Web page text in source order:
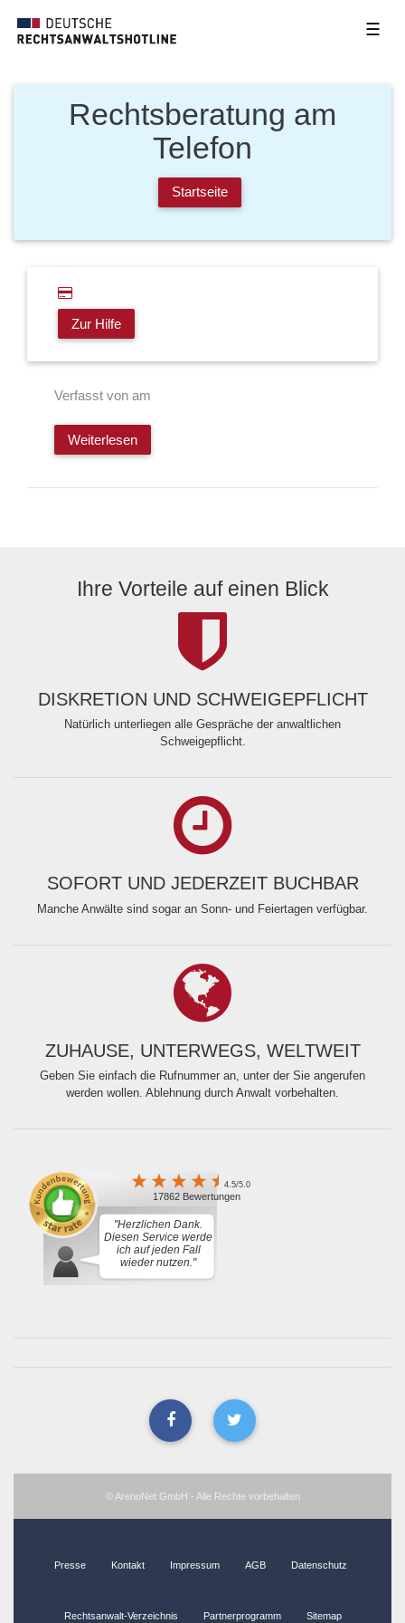
☰
Rechtsberatung am
Telefon
Startseite
Zur Hilfe
Verfasst von am
Weiterlesen
Ihre Vorteile auf einen Blick
DISKRETION UND SCHWEIGEPFLICHT
Natürlich unterliegen alle Gespräche der anwaltlichen
Schweigepflicht.
SOFORT UND JEDERZEIT BUCHBAR
Manche Anwälte sind sogar an Sonn- und Feiertagen verfügbar.
ZUHAUSE, UNTERWEGS, WELTWEIT
Geben Sie einfach die Rufnummer an, unter der Sie angerufen
werden wollen. Ablehnung durch Anwalt vorbehalten.
4.5/5.0
17862 Bewertungen
"Herzlichen Dank.
Diesen Service werde
ich auf jeden Fall
wieder nutzen."
© ArenoNet GmbH - Alle Rechte vorbehalten
Presse Kontakt Impressum AGB Datenschutz
Rechtsanwalt-Verzeichnis Partnerprogramm Sitemap